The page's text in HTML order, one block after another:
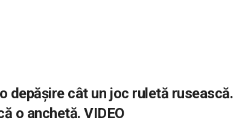
depășire cât un joc ruletă rusească.
o anchetă. VIDEO